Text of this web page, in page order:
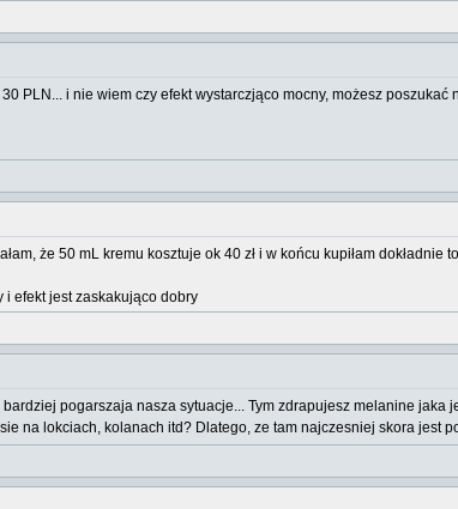
PLN... i nie wiem czy efekt wystarczjąco mocny, możesz
że 50 mL kremu kosztuje ok 40 zł i w końcu kupiłam
i efekt jest zaskakująco dobry
pogarszaja nasza sytuacje... Tym zdrapujesz melanine jaka
na lokciach, kolanach itd? Dlatego, ze tam najczesniej skora jest